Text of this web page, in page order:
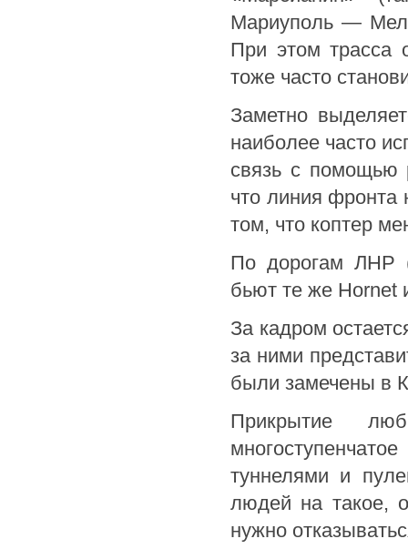
Мариуполь —
При этом трасса
тоже часто
Заметно
наиболее часто
связь с помощью
что линия фронта
том, что коптер
По дорогам ЛНР
бьют те же Hornet
За кадром
за ними
были замечены в
Прикрытие
туннелями и
людей на такое,
нужно